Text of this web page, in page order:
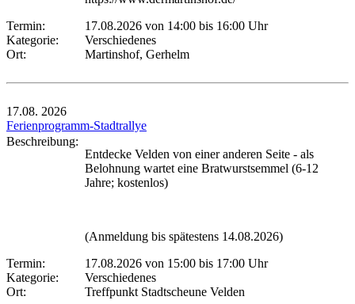
Termin:
17.08.2026 von 14:00 bis 16:00 Uhr
Kategorie:
Verschiedenes
Ort:
Martinshof, Gerhelm
17.08. 2026
Ferienprogramm-Stadtrallye
Beschreibung:
Entdecke Velden von einer anderen Seite - als
Belohnung wartet eine Bratwurstsemmel (6-12
Jahre; kostenlos)
(Anmeldung bis spätestens 14.08.2026)
Termin:
17.08.2026 von 15:00 bis 17:00 Uhr
Kategorie:
Verschiedenes
Ort:
Treffpunkt Stadtscheune Velden